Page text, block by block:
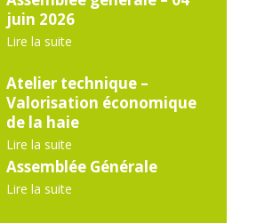
juin 2026
Lire la suite
Atelier technique –
Valorisation économique
de la haie
Lire la suite
Assemblée Générale
Lire la suite